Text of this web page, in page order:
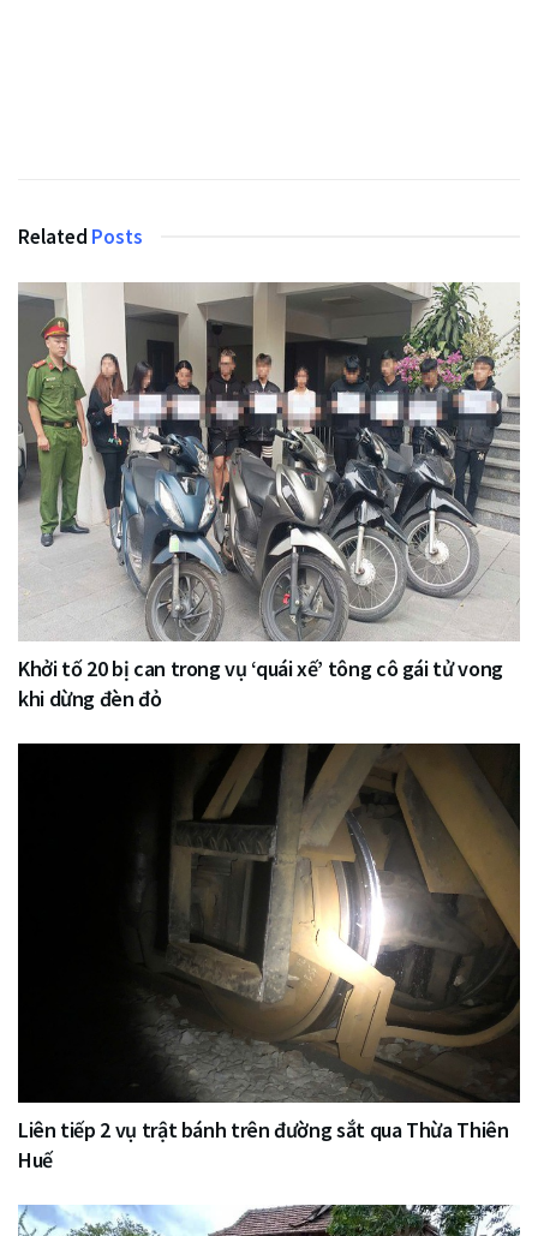
Related Posts
Khởi tố 20 bị can trong vụ ‘quái xế’ tông cô gái tử vong
khi dừng đèn đỏ
Liên tiếp 2 vụ trật bánh trên đường sắt qua Thừa Thiên
Huế